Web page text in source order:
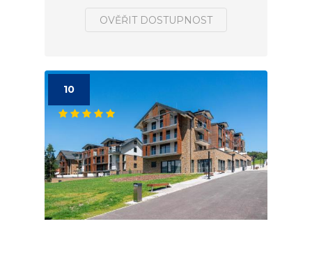
OVĚŘIT DOSTUPNOST
10